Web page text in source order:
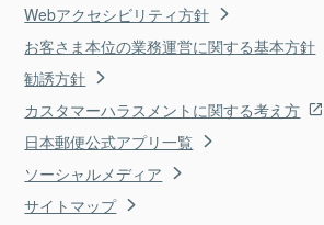
Webアクセシビリティ方針
お客さま本位の業務運営に関する基本方針
勧誘方針
カスタマーハラスメントに関する考え方
日本郵便公式アプリ一覧
ソーシャルメディア
サイトマップ